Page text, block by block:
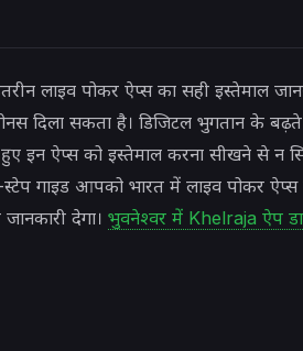
लाइव पोकर ऐप्स का सही इस्तेमाल
दिला सकता है। डिजिटल भुगतान के
हुए इन ऐप्स को इस्तेमाल करना सीखने से न
गाइड आपको भारत में लाइव पोकर
देगा। भुवनेश्वर में Khelraja ऐप